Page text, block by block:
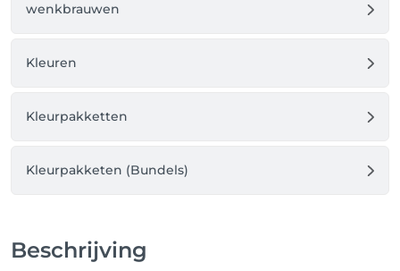
wenkbrauwen
Kleuren
Kleurpakketten
Kleurpakketen (Bundels)
Beschrijving